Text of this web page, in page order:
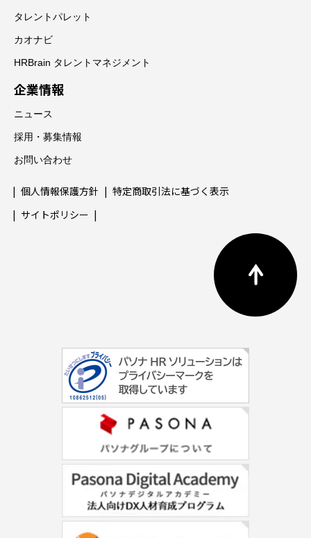
タレントパレット
カオナビ
HRBrain タレントマネジメント
企業情報
ニュース
採用・募集情報
お問い合わせ
個人情報保護方針
特定商取引法に基づく表示
サイトポリシー